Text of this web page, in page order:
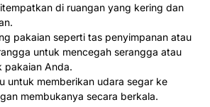
di ruangan yang kering dan
pakaian seperti tas penyimpanan atau
untuk mencegah serangga atau
pakaian Anda.
untuk memberikan udara segar ke
membukanya secara berkala.